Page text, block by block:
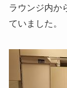
ラウンジ内か
ていました。